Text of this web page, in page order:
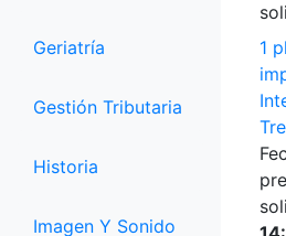
Geriatría
Gestión Tributaria
Historia
Imagen Y Sonido
1